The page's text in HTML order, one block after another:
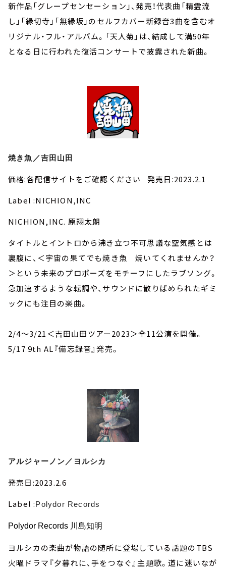
新作品「グレープセンセーション」、発売！代表曲「精霊流
し」「縁切寺」「無縁坂」のセルフカバー新録音3曲を含むオ
リジナル・フル・アルバム。「天人菊」は、結成して満50年
となる日に行われた復活コンサートで披露された新曲。
焼き魚／吉田山田
価格:各配信サイトをご確認ください 発売日:2023.2.1
Label :NICHION,INC
NICHION,INC. 原翔太朗
タイトルとイントロから沸き立つ不可思議な空気感とは
裏腹に、＜宇宙の果てでも焼き魚 焼いてくれませんか？
＞という未来のプロポーズをモチーフにしたラブソング。
急加速するような転調や、サウンドに散りばめられたギミ
ックにも注目の楽曲。
2/4～3/21＜吉田山田ツアー2023＞全11公演を開催。
5/17 9th AL『備忘録音』発売。
アルジャーノン／ヨルシカ
発売日:2023.2.6
Label :Polydor Records
Polydor Records 川島知明
ヨルシカの楽曲が物語の随所に登場している話題のTBS
火曜ドラマ『夕暮れに、手をつなぐ』主題歌。道に迷いなが